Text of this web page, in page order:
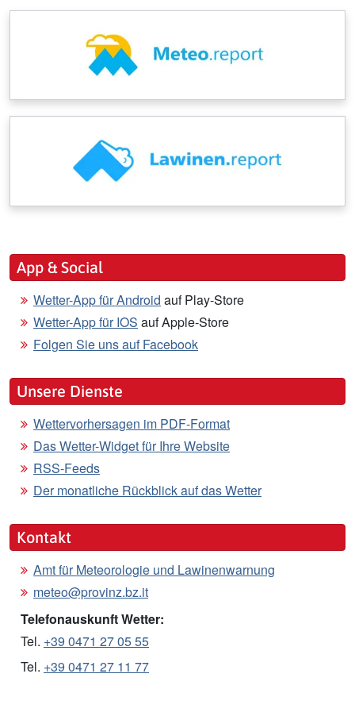
App & Social
Wetter-App für Android auf Play-Store
Wetter-App für IOS auf Apple-Store
Folgen Sie uns auf Facebook
Unsere Dienste
Wettervorhersagen im PDF-Format
Das Wetter-Widget für Ihre Website
RSS-Feeds
Der monatliche Rückblick auf das Wetter
Kontakt
Amt für Meteorologie und Lawinenwarnung
meteo@provinz.bz.it
Telefonauskunft Wetter:
Tel. +39 0471 27 05 55
Tel. +39 0471 27 11 77